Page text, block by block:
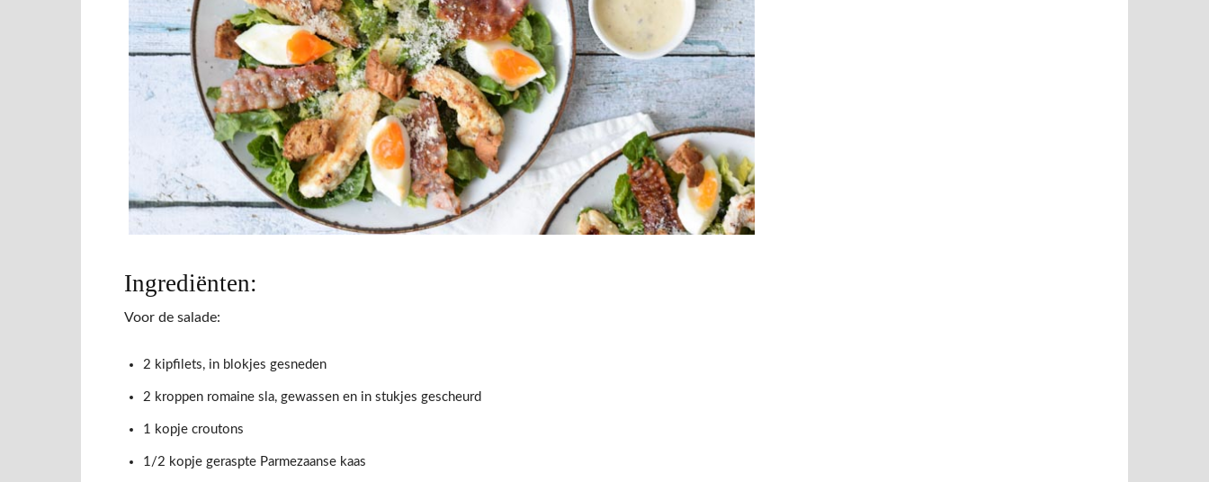
Ingrediënten:
Voor de salade:
2 kipfilets, in blokjes gesneden
2 kroppen romaine sla, gewassen en in stukjes gescheurd
1 kopje croutons
1/2 kopje geraspte Parmezaanse kaas